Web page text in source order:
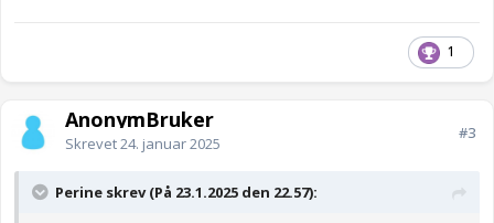
1
AnonymBruker
Skrevet24. januar 2025
#3
Perine skrev (På 23.1.2025 den 22.57):